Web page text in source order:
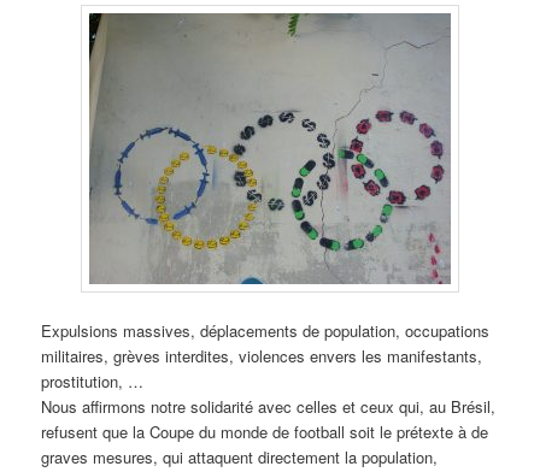
Expulsions massives, déplacements de population, occupations
militaires, grèves interdites, violences envers les manifestants,
prostitution, …
Nous affirmons notre solidarité avec celles et ceux qui, au Brésil,
refusent que la Coupe du monde de football soit le prétexte à de
graves mesures, qui attaquent directement la population,